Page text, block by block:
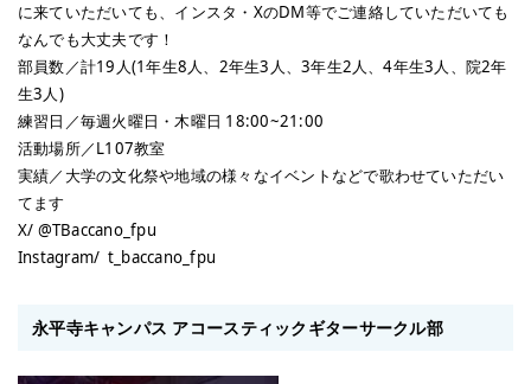
に来ていただいても、インスタ・XのDM等でご連絡していただいても
なんでも大丈夫です！
部員数／計19人(1年生8人、2年生3人、3年生2人、4年生3人、院2年
生3人)
練習日／毎週火曜日・木曜日 18:00~21:00
活動場所／L107教室
実績／大学の文化祭や地域の様々なイベントなどで歌わせていただい
てます
X/ @TBaccano_fpu
Instagram/ t_baccano_fpu
永平寺キャンパス アコースティックギターサークル部